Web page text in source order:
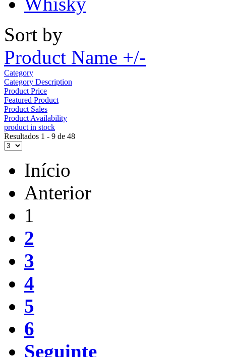
Sort by
Product Name +/-
Category
Category Description
Product Price
Featured Product
Product Sales
Product Availability
product in stock
Resultados 1 - 9 de 48
Início
Anterior
1
2
3
4
5
6
Seguinte